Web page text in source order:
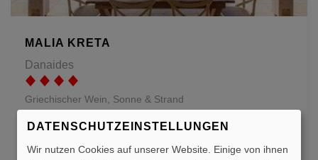
MALIA KRETA
Danaides
Griechischer Wein, Sonne & Strand
ab 637 €
Preis pro Person
DATENSCHUTZEINSTELLUNGEN
Wir nutzen Cookies auf unserer Website. Einige von ihnen